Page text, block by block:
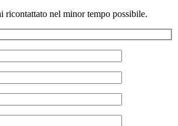
ricontattato nel minor tempo possibile.